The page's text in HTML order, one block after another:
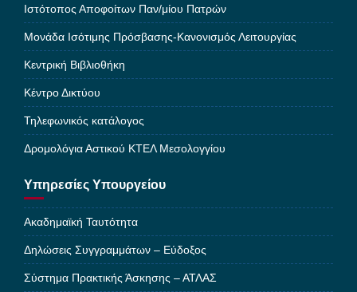
Ιστότοπος Αποφοίτων Παν/μίου Πατρών
Μονάδα Ισότιμης Πρόσβασης-Κανονισμός Λειτουργίας
Κεντρική Βιβλιοθήκη
Κέντρο Δικτύου
Τηλεφωνικός κατάλογος
Δρομολόγια Αστικού ΚΤΕΛ Μεσολογγίου
Υπηρεσίες Υπουργείου
Ακαδημαϊκή Ταυτότητα
Δηλώσεις Συγγραμμάτων – Εύδοξος
Σύστημα Πρακτικής Άσκησης – ΑΤΛΑΣ